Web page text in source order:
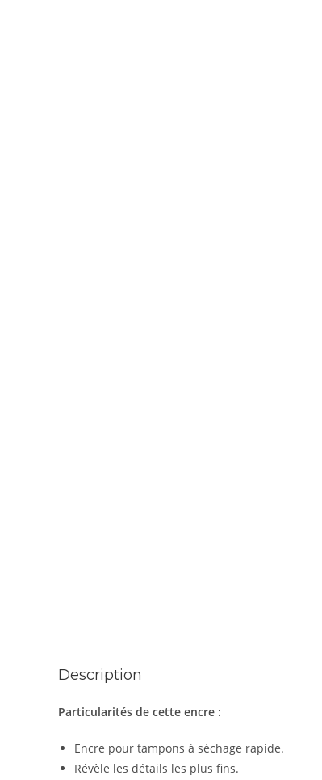
Description
Particularités de cette encre :
Encre pour tampons à séchage rapide.
Révèle les détails les plus fins.